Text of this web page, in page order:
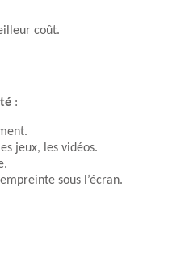
coût.
:
jeux, les vidéos.
sous l’écran.